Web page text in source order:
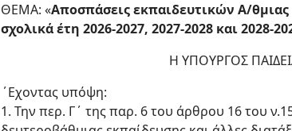
ΘΕΜΑ: «Αποσπάσεις εκπαιδευτικών Α/
σχολικά έτη 2026-2027, 2027-2028 και 2028-
Η ΥΠΟΥΡΓΟΣ
΄Εχοντας υπόψη:
1. Την περ. Γ΄ της παρ. 6 του άρθρου 16 του